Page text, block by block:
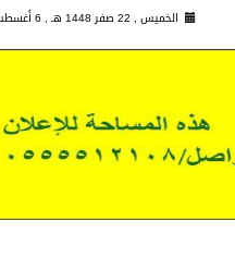
الخميس , 22 صفر 1448 هـ , 6 أغسطس 2026 م